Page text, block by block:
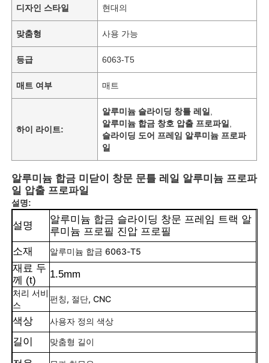
디자인 스타일 현대의
맞춤형 사용 가능
등급 6063-T5
매트 여부 매트
하이 라이트:
알루미늄 슬라이딩 창틀 레일
알루미늄 합금 창호 압출 프로파일
슬라이딩 도어 프레임 알루미늄 프로파
일
알루미늄 합금 미닫이 창문 문틀 레일 알루미늄 프로파
일 압출 프로파일
설명:
설명
알루미늄 합금 슬라이딩 창문 프레임 트랙 알
루미늄 프로필 진압 프로필
소재
알루미늄 합금 6063-T5
재료 두
께 (t)
1.5mm
처리 서비
스
펀칭, 절단, CNC
색상 사용자 정의 색상
길이 맞춤형 길이